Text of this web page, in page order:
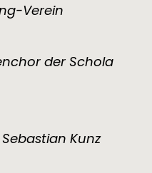
Verein
der Schola
Kunz